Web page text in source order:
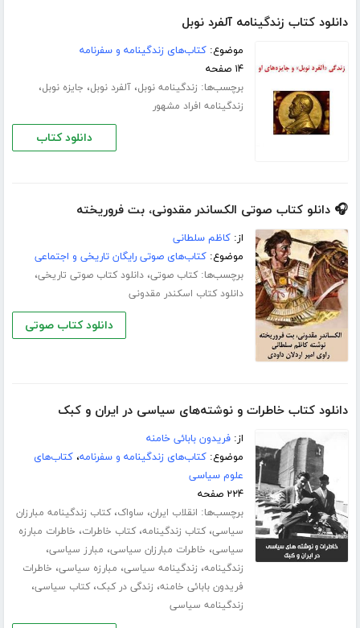
دانلود کتاب زندگینامه آلفرد نوبل
موضوع:کتاب‌های زندگینامه و سفرنامه
۱۴ صفحه
برچسب‌ها: زندگینامه نوبل،آلفرد نوبل، جایزه نوبل،
زندگینامه افراد مشهور
دانلود کتاب
🎧 دانلو کتاب صوتی الکساندر مقدونی، بت فروریخته
از:کاظم سلطانی
موضوع:کتاب‌های صوتی رایگان تاریخی و اجتماعی
برچسب‌ها:کتاب صوتی،دانلود کتاب صوتی تاریخی،
دانلود کتاب اسکندر مقدونی
دانلود کتاب صوتی
دانلود کتاب خاطرات و نوشته‌های سیاسی در ایران و کبک
از:فریدون بابائی خامنه
موضوع:کتاب‌های زندگینامه و سفرنامه،کتاب‌های
علوم سیاسی
۲۲۴ صفحه
برچسب‌ها: انقلاب ایران، ساواک،کتاب زندگینامه مبارزان
سیاسی،کتاب زندگینامه،کتاب خاطرات، خاطرات مبارزه
سیاسی، خاطرات مبارزان سیاسی، مبارز سیاسی،
زندگینامه، زندگینامه سیاسی، مبارزه سیاسی، خاطرات
فریدون بابائی خامنه، زندگی در کبک،کتاب سیاسی،
زندگینامه سیاسی